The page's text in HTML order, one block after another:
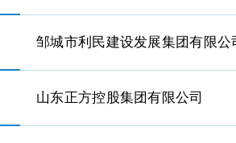
邹城市利民建设发展集团有限公
山东正方控股集团有限公司